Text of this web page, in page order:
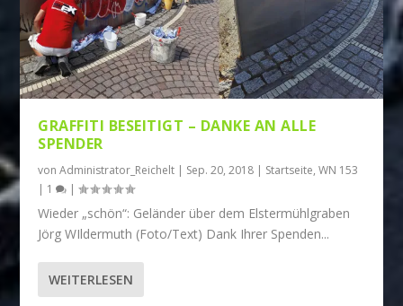
GRAFFITI BESEITIGT – DANKE AN ALLE
SPENDER
vonAdministrator_Reichelt | Sep. 20, 2018 | Startseite,WN 153
| 1 |
Wieder „schön“: Geländer über dem Elstermühlgraben
Jörg WIldermuth (Foto/Text) Dank Ihrer Spenden...
WEITERLESEN